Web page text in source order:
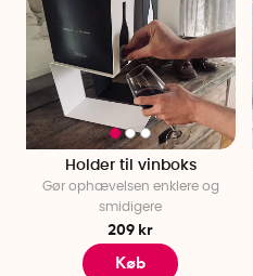
Holder til vinboks
Gør ophævelsen enklere og
smidigere
209 kr
Køb